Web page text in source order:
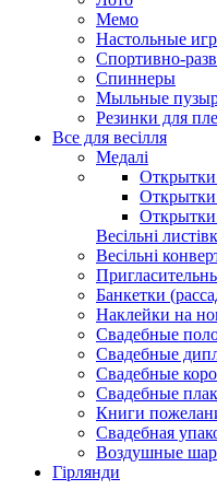
Мемо
Настольные
Спортивно-
Спиннеры
Мыльные
Резинки для
Все для весілля
Медалі
Открытки
Открытки
Открытки
Весільні
Весільні
Банкетки
Наклейки на
Свадебные
Свадебные
Свадебные
Свадебные
Книги
Свадебная
Воздушные
Гірлянди